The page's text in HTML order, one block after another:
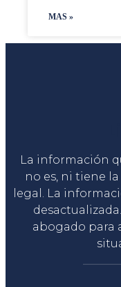
MAS »
La información
no es, ni tiene
legal. La
abogado para